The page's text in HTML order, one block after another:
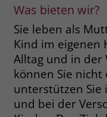
Was bieten wir?
Sie leben als
Kind im eigenen
Alltag und in der
können Sie
unterstützen
und bei der
Anbieter
Laufzeit
Zweck
allen
Laufzeit 90
User
Es